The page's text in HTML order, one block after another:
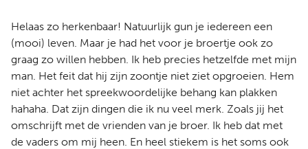
Helaas zo herkenbaar! Natuurlijk gun je iedereen een
(mooi) leven. Maar je had het voor je broertje ook zo
graag zo willen hebben. Ik heb precies hetzelfde met mijn
man. Het feit dat hij zijn zoontje niet ziet opgroeien. Hem
niet achter het spreekwoordelijke behang kan plakken
hahaha. Dat zijn dingen die ik nu veel merk. Zoals jij het
omschrijft met de vrienden van je broer. Ik heb dat met
de vaders om mij heen. En heel stiekem is het soms ook